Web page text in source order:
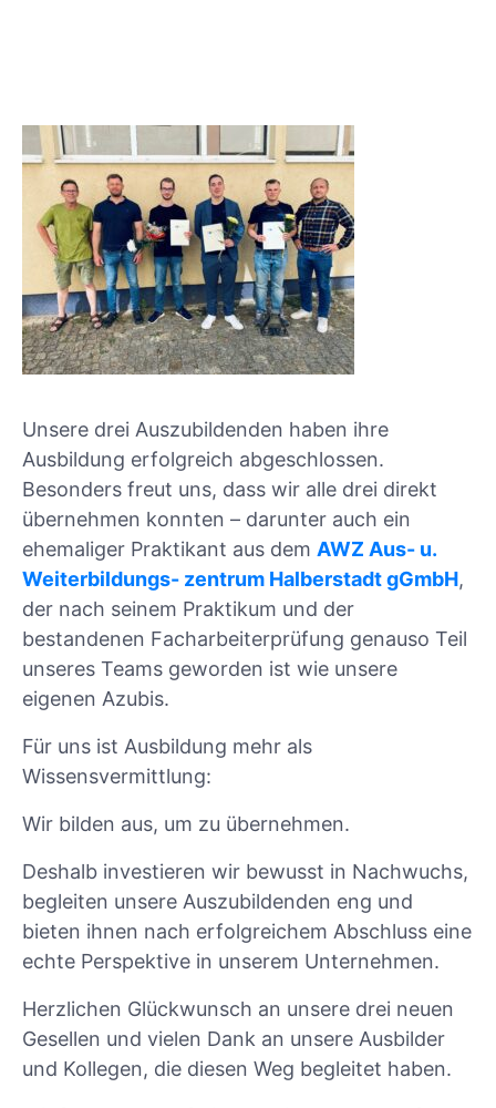
Unsere drei Auszubildenden haben ihre
Ausbildung erfolgreich abgeschlossen.
Besonders freut uns, dass wir alle drei direkt
übernehmen konnten – darunter auch ein
ehemaliger Praktikant aus dem AWZ Aus- u.
Weiterbildungs- zentrum Halberstadt gGmbH,
der nach seinem Praktikum und der
bestandenen Facharbeiterprüfung genauso Teil
unseres Teams geworden ist wie unsere
eigenen Azubis.
Für uns ist Ausbildung mehr als
Wissensvermittlung:
Wir bilden aus, um zu übernehmen.
Deshalb investieren wir bewusst in Nachwuchs,
begleiten unsere Auszubildenden eng und
bieten ihnen nach erfolgreichem Abschluss eine
echte Perspektive in unserem Unternehmen.
Herzlichen Glückwunsch an unsere drei neuen
Gesellen und vielen Dank an unsere Ausbilder
und Kollegen, die diesen Weg begleitet haben.